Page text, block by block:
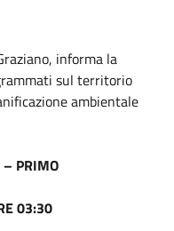
informa la
sul territorio
ambientale
– PRIMO
03:30